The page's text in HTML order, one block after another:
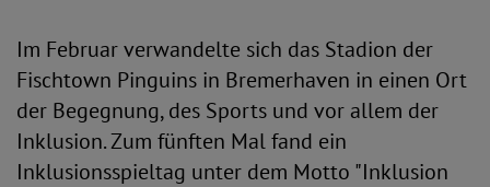
Im Februar verwandelte sich das Stadion der
Fischtown Pinguins in Bremerhaven in einen Ort
der Begegnung, des Sports und vor allem der
Inklusion. Zum fünften Mal fand ein
Inklusionsspieltag unter dem Motto "Inklusion